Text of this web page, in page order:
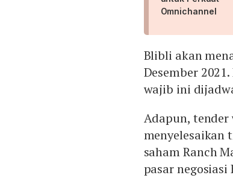
Omnichannel
Blibli akan
Desember
wajib ini
Adapun,
menyelesaikan
saham Ranch
pasar negosiasi